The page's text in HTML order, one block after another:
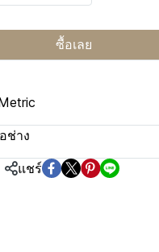
ซื้อเลย
ช่าง
แชร์